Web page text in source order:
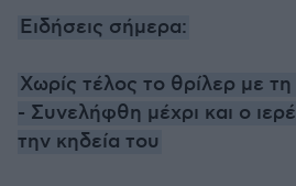
Ειδήσεις σήμερα:
Χωρίς τέλος το θρίλερ με
- Συνελήφθη μέχρι και ο
την κηδεία του